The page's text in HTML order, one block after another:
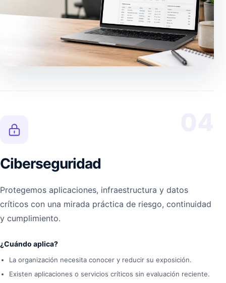
Ciberseguridad
Protegemos aplicaciones, infraestructura y datos
críticos con una mirada práctica de riesgo, continuidad
y cumplimiento.
¿Cuándo aplica?
La organización necesita conocer y reducir su exposición.
Existen aplicaciones o servicios críticos sin evaluación reciente.